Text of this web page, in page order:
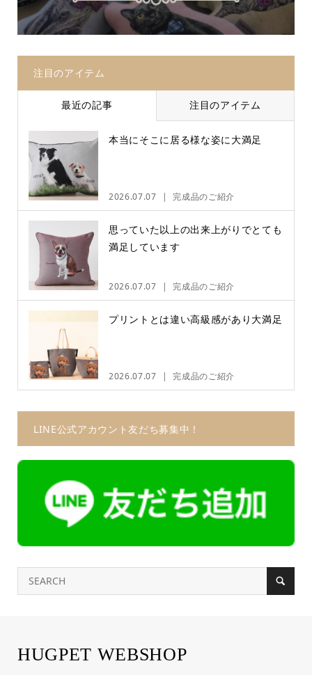
注目のアイテム
最近の記事 注目のアイテム
本当にそこに居る様な姿に大満足
2026.07.07 完成品のご紹介
思っていた以上の出来上がりでとても
満足しています
2026.07.07 完成品のご紹介
プリントとは違い高級感があり大満足
2026.07.07 完成品のご紹介
LINE公式アカウント友だち募集中！
HUGPET WEBSHOP